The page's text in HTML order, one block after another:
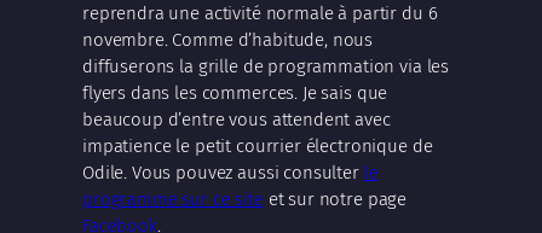
reprendra une activité normale à partir du 6
novembre. Comme d’habitude, nous
diffuserons la grille de programmation via les
flyers dans les commerces. Je sais que
beaucoup d’entre vous attendent avec
impatience le petit courrier électronique de
Odile. Vous pouvez aussi consulter le
programme sur ce siteet sur notre page
Facebook.